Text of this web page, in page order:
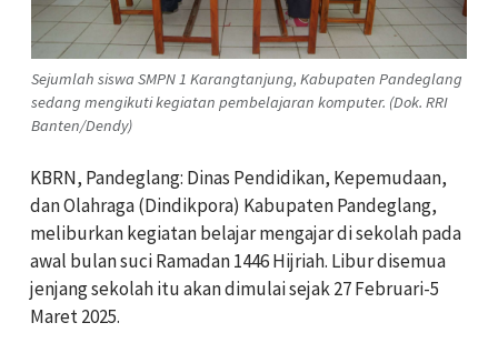
Sejumlah siswa SMPN 1 Karangtanjung, Kabupaten Pandeglang
sedang mengikuti kegiatan pembelajaran komputer. (Dok. RRI
Banten/Dendy)
KBRN, Pandeglang: Dinas Pendidikan, Kepemudaan,
dan Olahraga (Dindikpora) Kabupaten Pandeglang,
meliburkan kegiatan belajar mengajar di sekolah pada
awal bulan suci Ramadan 1446 Hijriah. Libur disemua
jenjang sekolah itu akan dimulai sejak 27 Februari-5
Maret 2025.